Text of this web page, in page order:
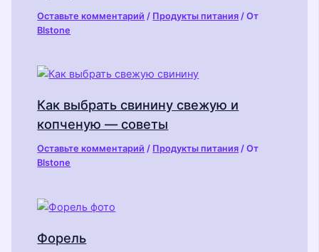
Оставьте комментарий / Продукты питания / От
Blstone
Как выбрать свинину свежую и
копченую — советы
Оставьте комментарий / Продукты питания / От
Blstone
Форель